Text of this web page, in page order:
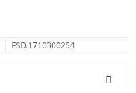
FSD.1710300254